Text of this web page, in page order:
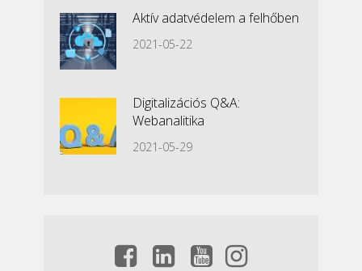
Aktív adatvédelem a felhőben
2021-05-22
Digitalizációs Q&A:
Webanalitika
2021-05-29